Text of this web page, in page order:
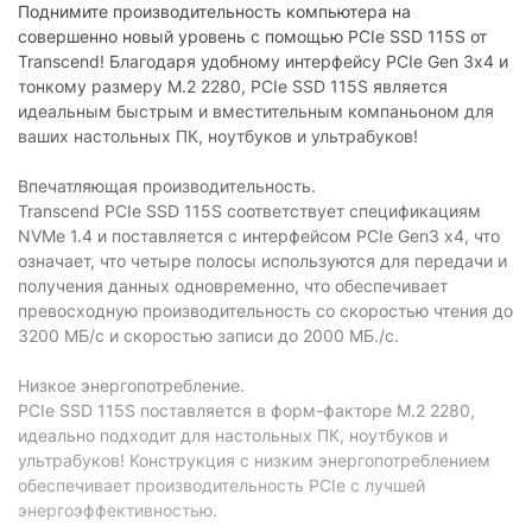
Дополнительно
IOPS (чтение/запись):
250 000/170 000
TBW (ресурс записей):
400 TБ
Серия
Серия:
Физические характеристики
Габариты: 80 x 22 x 2.23 мм
Характеристики и комплектация товара могут изменяться
производителем без уведомления.
Поднимите производительность компьютера на
совершенно новый уровень с помощью PCIe SSD 115S от
Transcend! Благодаря удобному интерфейсу PCIe Gen 3x4 и
тонкому размеру M.2 2280, PCIe SSD 115S является
идеальным быстрым и вместительным компаньоном для
ваших настольных ПК, ноутбуков и ультрабуков!
Впечатляющая производительность.
Transcend PCIe SSD 115S соответствует спецификациям
NVMe 1.4 и поставляется с интерфейсом PCIe Gen3 x4, что
означает, что четыре полосы используются для передачи и
получения данных одновременно, что обеспечивает
превосходную производительность со скоростью чтения до
3200 МБ/с и скоростью записи до 2000 МБ./с.
Низкое энергопотребление.
PCIe SSD 115S поставляется в форм-факторе M.2 2280,
идеально подходит для настольных ПК, ноутбуков и
ультрабуков! Конструкция с низким энергопотреблением
обеспечивает производительность PCIe с лучшей
энергоэффективностью.